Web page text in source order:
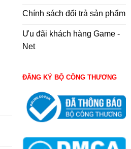
Chính sách đổi trả sản phẩm
Ưu đãi khách hàng Game -
Net
ĐĂNG KÝ BỘ CÔNG THƯƠNG